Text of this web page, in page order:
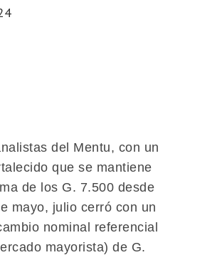
del Mentu, con un
que se mantiene
de los G. 7.500 desde
mayo, julio cerró con un
nominal referencial
mayorista) de G.